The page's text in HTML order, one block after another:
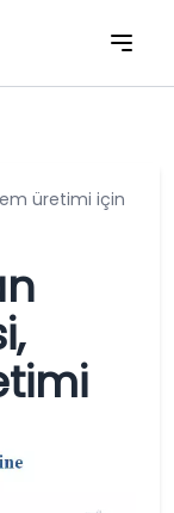
üretimi için